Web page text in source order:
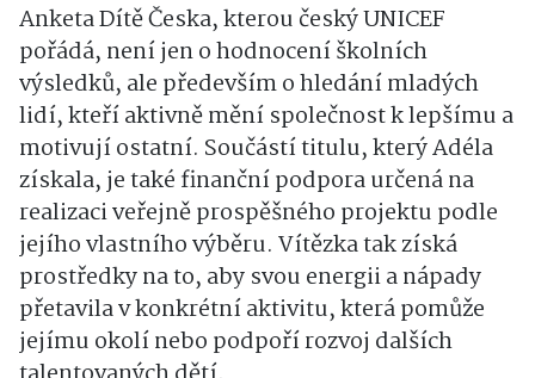
Anketa Dítě Česka, kterou český UNICEF
pořádá, není jen o hodnocení školních
výsledků, ale především o hledání mladých
lidí, kteří aktivně mění společnost k lepšímu a
motivují ostatní. Součástí titulu, který Adéla
získala, je také finanční podpora určená na
realizaci veřejně prospěšného projektu podle
jejího vlastního výběru. Vítězka tak získá
prostředky na to, aby svou energii a nápady
přetavila v konkrétní aktivitu, která pomůže
jejímu okolí nebo podpoří rozvoj dalších